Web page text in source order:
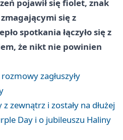
pojawił się fiolet, znak
się z
spotkania łączyło się z
że nikt nie powinien
zagłuszyły
zewnątrz i zostały na dłużej
Day i o jubileuszu Haliny